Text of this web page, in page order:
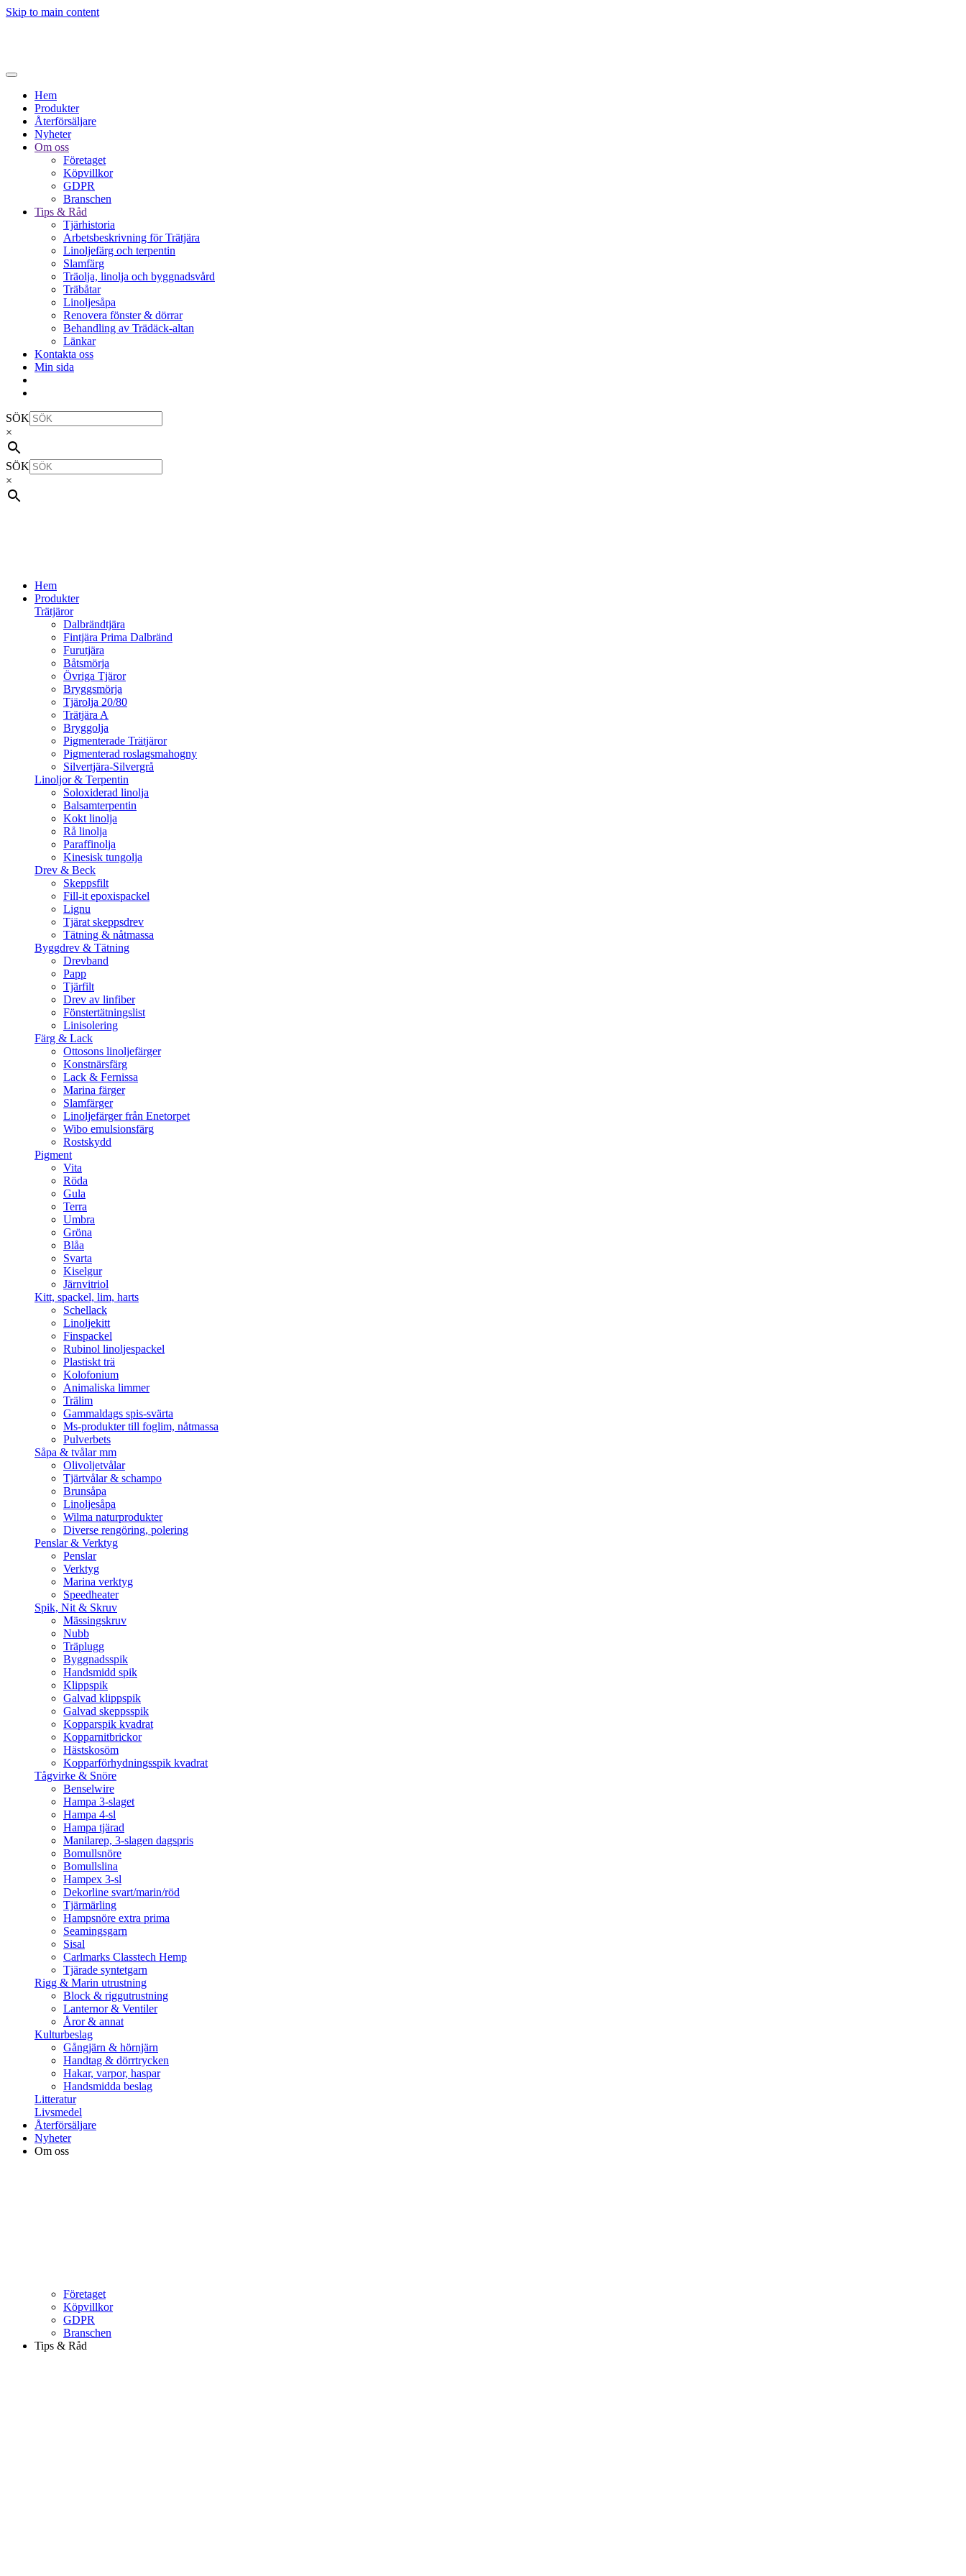
Skip to main content
Hem
Produkter
Återförsäljare
Nyheter
Om oss
Företaget
Köpvillkor
GDPR
Branschen
Tips & Råd
Tjärhistoria
Arbetsbeskrivning för Trätjära
Linoljefärg och terpentin
Slamfärg
Träolja, linolja och byggnadsvård
Träbåtar
Linoljesåpa
Renovera fönster & dörrar
Behandling av Trädäck-altan
Länkar
Kontakta oss
Min sida
SÖK
×
SÖK
×
Hem
Produkter
Trätjäror
Dalbrändtjära
Fintjära Prima Dalbränd
Furutjära
Båtsmörja
Övriga Tjäror
Bryggsmörja
Tjärolja 20/80
Trätjära A
Bryggolja
Pigmenterade Trätjäror
Pigmenterad roslagsmahogny
Silvertjära-Silvergrå
Linoljor & Terpentin
Soloxiderad linolja
Balsamterpentin
Kokt linolja
Rå linolja
Paraffinolja
Kinesisk tungolja
Drev & Beck
Skeppsfilt
Fill-it epoxispackel
Lignu
Tjärat skeppsdrev
Tätning & nåtmassa
Byggdrev & Tätning
Drevband
Papp
Tjärfilt
Drev av linfiber
Fönstertätningslist
Linisolering
Färg & Lack
Ottosons linoljefärger
Konstnärsfärg
Lack & Fernissa
Marina färger
Slamfärger
Linoljefärger från Enetorpet
Wibo emulsionsfärg
Rostskydd
Pigment
Vita
Röda
Gula
Terra
Umbra
Gröna
Blåa
Svarta
Kiselgur
Järnvitriol
Kitt, spackel, lim, harts
Schellack
Linoljekitt
Finspackel
Rubinol linoljespackel
Plastiskt trä
Kolofonium
Animaliska limmer
Trälim
Gammaldags spis-svärta
Ms-produkter till foglim, nåtmassa
Pulverbets
Såpa & tvålar mm
Olivoljetvålar
Tjärtvålar & schampo
Brunsåpa
Linoljesåpa
Wilma naturprodukter
Diverse rengöring, polering
Penslar & Verktyg
Penslar
Verktyg
Marina verktyg
Speedheater
Spik, Nit & Skruv
Mässingskruv
Nubb
Träplugg
Byggnadsspik
Handsmidd spik
Klippspik
Galvad klippspik
Galvad skeppsspik
Kopparspik kvadrat
Kopparnitbrickor
Hästskosöm
Kopparförhydningsspik kvadrat
Tågvirke & Snöre
Benselwire
Hampa 3-slaget
Hampa 4-sl
Hampa tjärad
Manilarep, 3-slagen dagspris
Bomullsnöre
Bomullslina
Hampex 3-sl
Dekorline svart/marin/röd
Tjärmärling
Hampsnöre extra prima
Seamingsgarn
Sisal
Carlmarks Classtech Hemp
Tjärade syntetgarn
Rigg & Marin utrustning
Block & riggutrustning
Lanternor & Ventiler
Åror & annat
Kulturbeslag
Gångjärn & hörnjärn
Handtag & dörrtrycken
Hakar, varpor, haspar
Handsmidda beslag
Litteratur
Livsmedel
Återförsäljare
Nyheter
Om oss
Företaget
Köpvillkor
GDPR
Branschen
Tips & Råd